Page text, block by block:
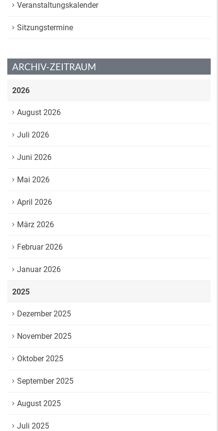
Veranstaltungskalender
Sitzungstermine
ARCHIV-ZEITRAUM
2026
August 2026
Juli 2026
Juni 2026
Mai 2026
April 2026
März 2026
Februar 2026
Januar 2026
2025
Dezember 2025
November 2025
Oktober 2025
September 2025
August 2025
Juli 2025